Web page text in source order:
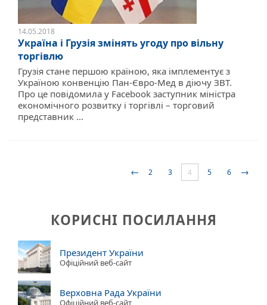
14.05.2018
Україна і Грузія змінять угоду про вільну
торгівлю
Грузія стане першою країною, яка імплементує з
Україною конвенцію Пан-Євро-Мед в діючу ЗВТ.
Про це повідомила у Facebook заступник міністра
економічного розвитку і торгівлі – торговий
представник ...
← 2 3 4 5 6 →
КОРИСНІ ПОСИЛАННЯ
Президент України
Офіційний веб-сайт
Верховна Рада України
Офіційний веб-сайт